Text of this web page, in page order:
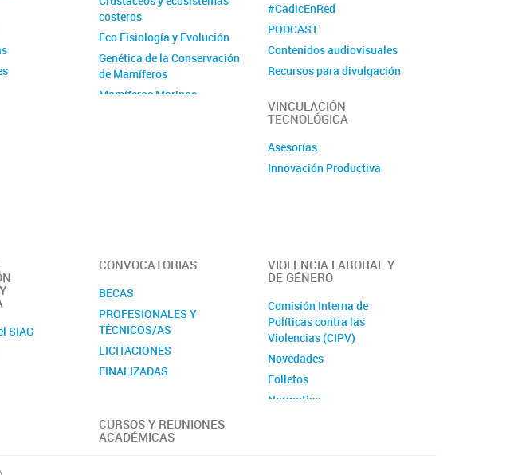
costeros
Eco Fisiología y Evolución
Genética de la Conservación
de Mamíferos
Mamíferos Marinos
Ecología Terrestre y
Antropología
Oceanografía Biológica
Limnología
Ecología y Sistemas
Complejos
#CadicEnRed
PODCAST
Contenidos audiovisuales
Recursos para divulgación
Revista La Lupa
VINCULACIÓN
TECNOLÓGICA
Asesorías
Innovación Productiva
SIAG
CONVOCATORIAS
BECAS
PROFESIONALES Y
TÉCNICOS/AS
LICITACIONES
FINALIZADAS
VIOLENCIA LABORAL Y
DE GÉNERO
Comisión Interna de
Políticas contra las
Violencias (CIPV)
Novedades
Folletos
Normativa
CURSOS Y REUNIONES
ACADÉMICAS